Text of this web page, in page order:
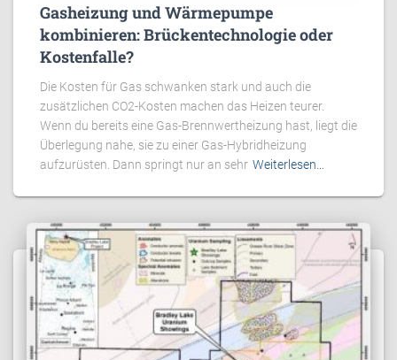
Gasheizung und Wärmepumpe
kombinieren: Brückentechnologie oder
Kostenfalle?
Die Kosten für Gas schwanken stark und auch die
zusätzlichen CO2-Kosten machen das Heizen teurer.
Wenn du bereits eine Gas-Brennwertheizung hast, liegt die
Überlegung nahe, sie zu einer Gas-Hybridheizung
aufzurüsten. Dann springt nur an sehr Weiterlesen…